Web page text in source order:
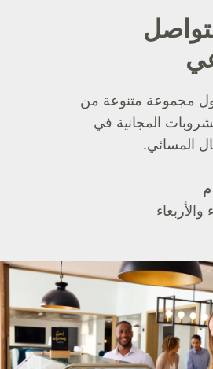
مجموعة متنوعة من
المجانية في
المسائي.
والأربعاء